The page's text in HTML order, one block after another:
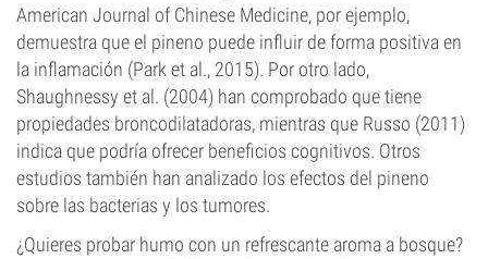
American Journal of Chinese Medicine, por ejemplo,
demuestra que el pineno puede influir de forma positiva en
la inflamación (Park et al., 2015). Por otro lado,
Shaughnessy et al. (2004) han comprobado que tiene
propiedades broncodilatadoras, mientras que Russo (2011)
indica que podría ofrecer beneficios cognitivos. Otros
estudios también han analizado los efectos del pineno
sobre las bacterias y los tumores.
¿Quieres probar humo con un refrescante aroma a bosque?